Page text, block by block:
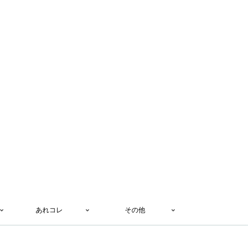
あれコレ その他